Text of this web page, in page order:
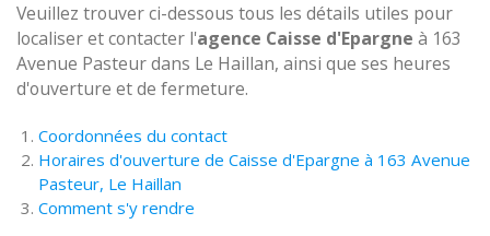
Veuillez trouver ci-dessous tous les détails utiles pour
localiser et contacter l'agence Caisse d'Epargne à 163
Avenue Pasteur dans Le Haillan, ainsi que ses heures
d'ouverture et de fermeture.
Coordonnées du contact
Horaires d'ouverture de Caisse d'Epargne à 163 Avenue
Pasteur, Le Haillan
Comment s'y rendre